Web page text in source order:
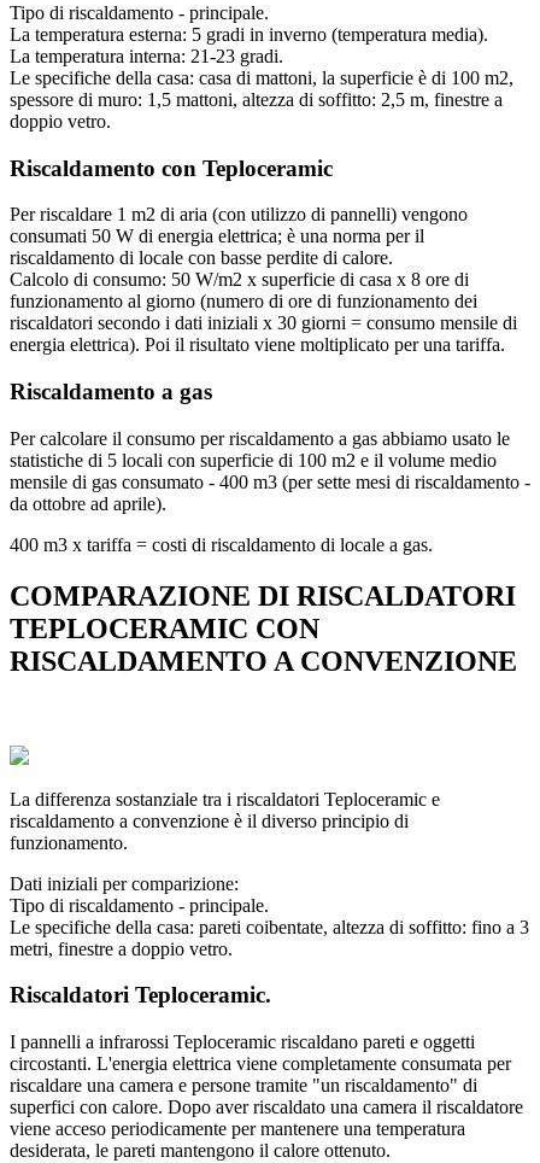
Tipo di riscaldamento - principale.
La temperatura esterna: 5 gradi in inverno (temperatura media).
La temperatura interna: 21-23 gradi.
Le specifiche della casa: casa di mattoni, la superficie è di 100 m2,
spessore di muro: 1,5 mattoni, altezza di soffitto: 2,5 m, finestre a
doppio vetro.
Riscaldamento con Teploceramic
Per riscaldare 1 m2 di aria (con utilizzo di pannelli) vengono
consumati 50 W di energia elettrica; è una norma per il
riscaldamento di locale con basse perdite di calore.
Calcolo di consumo: 50 W/m2 x superficie di casa x 8 ore di
funzionamento al giorno (numero di ore di funzionamento dei
riscaldatori secondo i dati iniziali x 30 giorni = consumo mensile di
energia elettrica). Poi il risultato viene moltiplicato per una tariffa.
Riscaldamento a gas
Per calcolare il consumo per riscaldamento a gas abbiamo usato le
statistiche di 5 locali con superficie di 100 m2 e il volume medio
mensile di gas consumato - 400 m3 (per sette mesi di riscaldamento -
da ottobre ad aprile).
400 m3 x tariffa = costi di riscaldamento di locale a gas.
COMPARAZIONE DI RISCALDATORI
TEPLOCERAMIC CON
RISCALDAMENTO A CONVENZIONE
La differenza sostanziale tra i riscaldatori Teploceramic e
riscaldamento a convenzione è il diverso principio di
funzionamento.
Dati iniziali per comparizione:
Tipo di riscaldamento - principale.
Le specifiche della casa: pareti coibentate, altezza di soffitto: fino a 3
metri, finestre a doppio vetro.
Riscaldatori Teploceramic.
I pannelli a infrarossi Teploceramic riscaldano pareti e oggetti
circostanti. L'energia elettrica viene completamente consumata per
riscaldare una camera e persone tramite "un riscaldamento" di
superfici con calore. Dopo aver riscaldato una camera il riscaldatore
viene acceso periodicamente per mantenere una temperatura
desiderata, le pareti mantengono il calore ottenuto.